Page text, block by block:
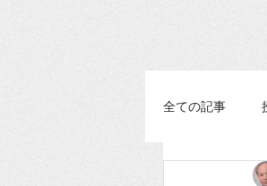
全ての記事
学習過程